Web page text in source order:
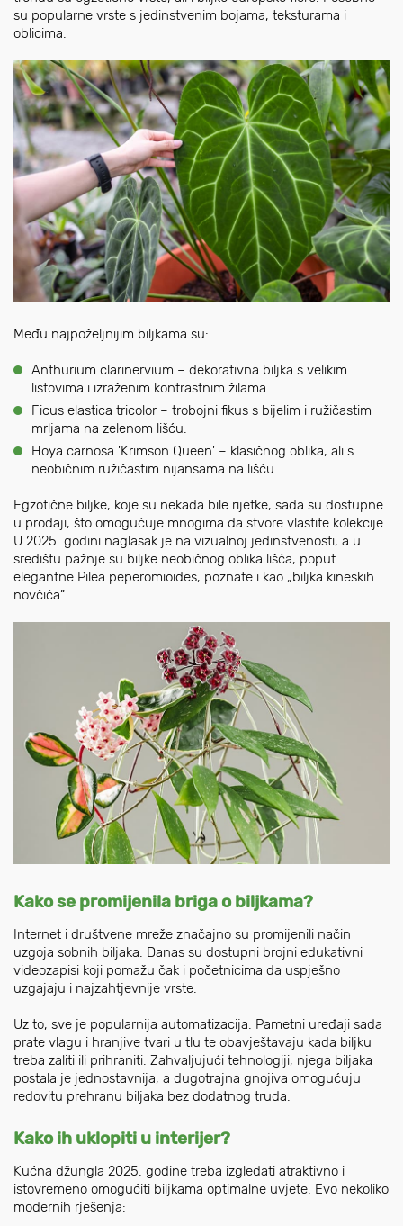
su popularne vrste s jedinstvenim bojama, teksturama i
oblicima.
Među najpoželjnijim biljkama su:
Anthurium clarinervium – dekorativna biljka s velikim
listovima i izraženim kontrastnim žilama.
Ficus elastica tricolor – trobojni fikus s bijelim i ružičastim
mrljama na zelenom lišću.
Hoya carnosa 'Krimson Queen' – klasičnog oblika, ali s
neobičnim ružičastim nijansama na lišću.
Egzotične biljke, koje su nekada bile rijetke, sada su dostupne
u prodaji, što omogućuje mnogima da stvore vlastite kolekcije.
U 2025. godini naglasak je na vizualnoj jedinstvenosti, a u
središtu pažnje su biljke neobičnog oblika lišća, poput
elegantne Pilea peperomioides, poznate i kao „biljka kineskih
novčića“.
Kako se promijenila briga o biljkama?
Internet i društvene mreže značajno su promijenili način
uzgoja sobnih biljaka. Danas su dostupni brojni edukativni
videozapisi koji pomažu čak i početnicima da uspješno
uzgajaju i najzahtjevnije vrste.
Uz to, sve je popularnija automatizacija. Pametni uređaji sada
prate vlagu i hranjive tvari u tlu te obavještavaju kada biljku
treba zaliti ili prihraniti. Zahvaljujući tehnologiji, njega biljaka
postala je jednostavnija, a dugotrajna gnojiva omogućuju
redovitu prehranu biljaka bez dodatnog truda.
Kako ih uklopiti u interijer?
Kućna džungla 2025. godine treba izgledati atraktivno i
istovremeno omogućiti biljkama optimalne uvjete. Evo nekoliko
modernih rješenja: